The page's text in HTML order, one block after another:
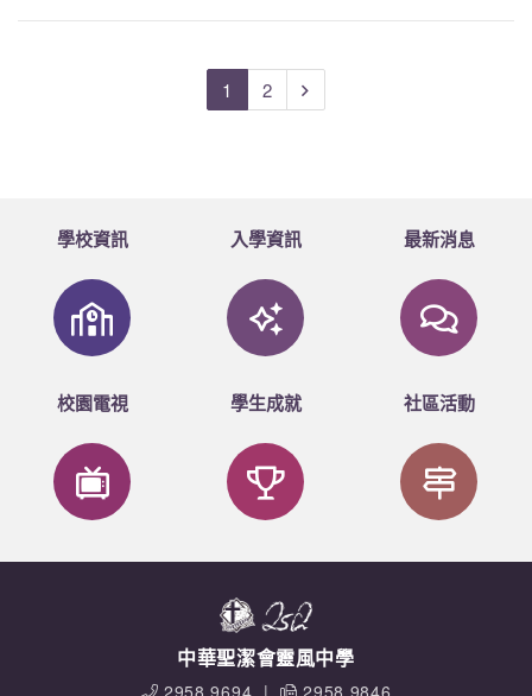
程甘迪、鍾卓希、 傅永
樂、洪栢廉、郭子傑、盧凱昭、馬浩
4C劉依其
謝晥晴、楊詠婷
5C單綺文
1 2
學校資訊 入學資訊 最新消息
校園電視 學生成就 社區活動
中華聖潔會靈風中學
2958 9694 | 2958 9846